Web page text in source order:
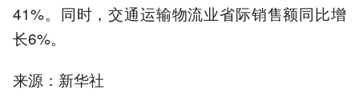
41%。同时，交通运输物流业省际销售额同比增
长6%。
来源：新华社